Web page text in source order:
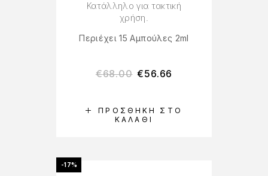
ΠΡΟΣΘΉΚΗ ΣΤΟ
ΚΑΛΆΘΙ
Κατάλληλο για τακτική
χρήση.
Περιέχει 15 Αμπούλες 2ml
€68.00 €56.66
-17%